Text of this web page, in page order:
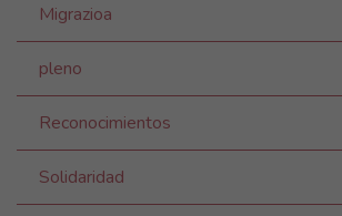
Migrazioa
pleno
Reconocimientos
Solidaridad